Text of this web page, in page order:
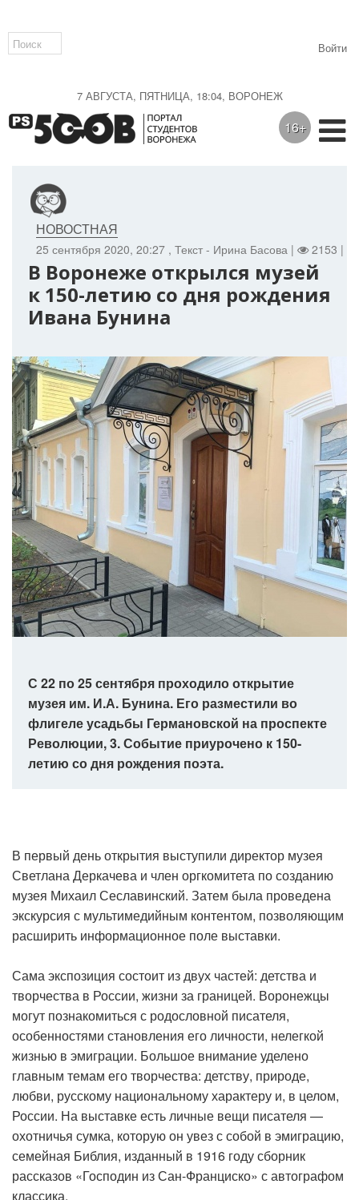
7 АВГУСТА, ПЯТНИЦА, 18:04, ВОРОНЕЖ
Войти
16+
25 сентября 2020, 20:27 , Текст - Ирина Басова | 2153 |
НОВОСТНАЯ
В Воронеже открылся музей
к 150-летию со дня рождения
Ивана Бунина
С 22 по 25 сентября проходило открытие
музея им. И.А. Бунина. Его разместили во
флигеле усадьбы Германовской на проспекте
Революции, 3. Событие приурочено к 150-
летию со дня рождения поэта.
В первый день открытия выступили директор музея
Светлана Деркачева и член оргкомитета по созданию
музея Михаил Сеславинский. Затем была проведена
экскурсия с мультимедийным контентом, позволяющим
расширить информационное поле выставки.
Сама экспозиция состоит из двух частей: детства и
творчества в России, жизни за границей. Воронежцы
могут познакомиться с родословной писателя,
особенностями становления его личности, нелегкой
жизнью в эмиграции. Большое внимание уделено
главным темам его творчества: детству, природе,
любви, русскому национальному характеру и, в целом,
России. На выставке есть личные вещи писателя —
охотничья сумка, которую он увез с собой в эмиграцию,
семейная Библия, изданный в 1916 году сборник
рассказов «Господин из Сан-Франциско» с автографом
классика.